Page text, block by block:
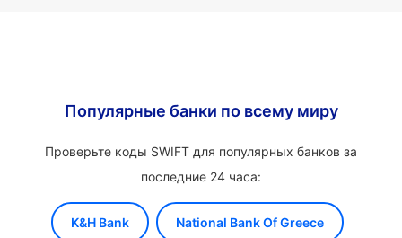
Популярные банки по всему миру
Проверьте коды SWIFT для популярных банков за
последние 24 часа:
K&H Bank National Bank Of Greece